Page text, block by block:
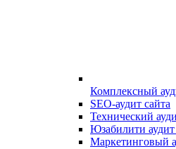
Комплексный
SEO-аудит сайта
Технический
Юзабилити аудит
Маркетинговый